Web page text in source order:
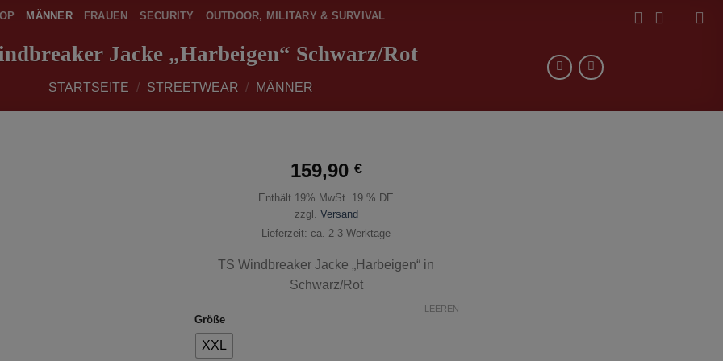
MÄNNER FRAUEN SECURITY OUTDOOR, MILITARY & SURVIVAL
Jacke „Harbeigen“ Schwarz/Rot
STARTSEITE / STREETWEAR / MÄNNER
159,90 €
Enthält 19% MwSt. 19 % DE
zzgl. Versand
Lieferzeit: ca. 2-3 Werktage
TS Windbreaker Jacke „Harbeigen“ in
Schwarz/Rot
Größe
XXL
LEEREN